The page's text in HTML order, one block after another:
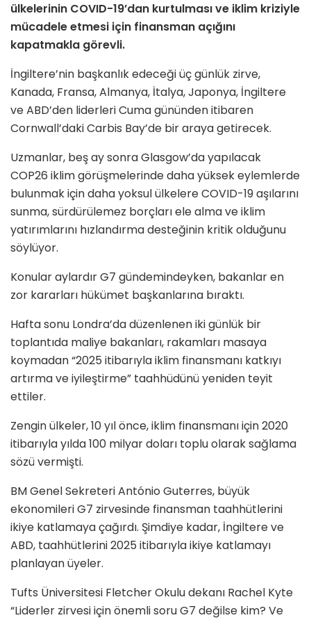
ülkelerinin COVID-19’dan kurtulması ve iklim kriziyle
mücadele etmesi için finansman açığını
kapatmakla görevli.
İngiltere’nin başkanlık edeceği üç günlük zirve,
Kanada, Fransa, Almanya, İtalya, Japonya, İngiltere
ve ABD’den liderleri Cuma gününden itibaren
Cornwall’daki Carbis Bay’de bir araya getirecek.
Uzmanlar, beş ay sonra Glasgow’da yapılacak
COP26 iklim görüşmelerinde daha yüksek eylemlerde
bulunmak için daha yoksul ülkelere COVID-19 aşılarını
sunma, sürdürülemez borçları ele alma ve iklim
yatırımlarını hızlandırma desteğinin kritik olduğunu
söylüyor.
Konular aylardır G7 gündemindeyken, bakanlar en
zor kararları hükümet başkanlarına bıraktı.
Hafta sonu Londra’da düzenlenen iki günlük bir
toplantıda maliye bakanları, rakamları masaya
koymadan “2025 itibarıyla iklim finansmanı katkıyı
artırma ve iyileştirme” taahhüdünü yeniden teyit
ettiler.
Zengin ülkeler, 10 yıl önce, iklim finansmanı için 2020
itibarıyla yılda 100 milyar doları toplu olarak sağlama
sözü vermişti.
BM Genel Sekreteri António Guterres, büyük
ekonomileri G7 zirvesinde finansman taahhütlerini
ikiye katlamaya çağırdı. Şimdiye kadar, İngiltere ve
ABD, taahhütlerini 2025 itibarıyla ikiye katlamayı
planlayan üyeler.
Tufts Üniversitesi Fletcher Okulu dekanı Rachel Kyte
“Liderler zirvesi için önemli soru G7 değilse kim? Ve